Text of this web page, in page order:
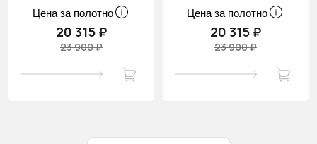
Цена за полотно
20 315 ₽
23 900 ₽
Цена за полотно
20 315 ₽
23 900 ₽